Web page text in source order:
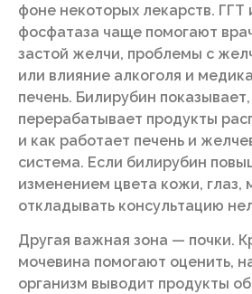
фоне некоторых лекарств. ГГТ
фосфатаза чаще помогают
застой желчи, проблемы с
или влияние алкоголя и
печень. Билирубин
перерабатывает продукты
и как работает печень и
система. Если билирубин
изменением цвета кожи, глаз,
откладывать консультацию
Другая важная зона — почки.
мочевина помогают оценить,
организм выводит продукты